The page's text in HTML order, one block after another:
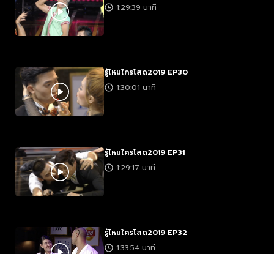
1:29:39 นาที
รู้ไหมใครโสด2019 EP30
1:30:01 นาที
รู้ไหมใครโสด2019 EP31
1:29:17 นาที
รู้ไหมใครโสด2019 EP32
1:33:54 นาที